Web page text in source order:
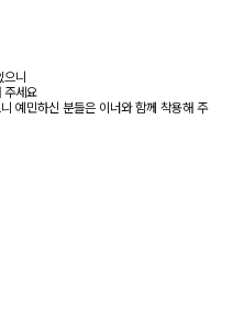
니
주세요
예민하신 분들은 이너와 함께 착용해 주